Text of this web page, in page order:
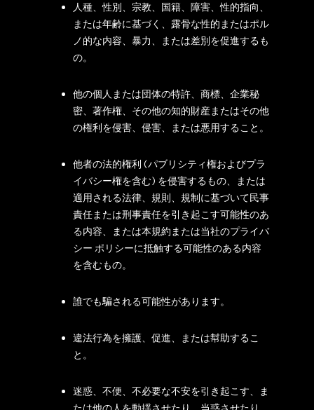
人種、性別、宗教、国籍、障害、性的指向、
または年齢に基づく、露骨な性的またはポル
ノ的な内容、暴力、または差別を促進するも
の。
他の個人または団体の特許、商標、企業秘
密、著作権、その他の知的財産またはその他
の権利を侵害、侵害、または悪用すること。
他者の法的権利 (パブリシティ権およびプラ
イバシー権を含む) を侵害するもの、または
適用される法律、規則、規制に基づいて民事
責任または刑事責任を引き起こす可能性のあ
る内容、または本規約または当社のプライバ
シー ポリシーに抵触する可能性のある内容
を含むもの。
誰でも騙される可能性があります。
違法行為を擁護、促進、または幇助するこ
と。
迷惑、不便、不必要な不安を引き起こす、ま